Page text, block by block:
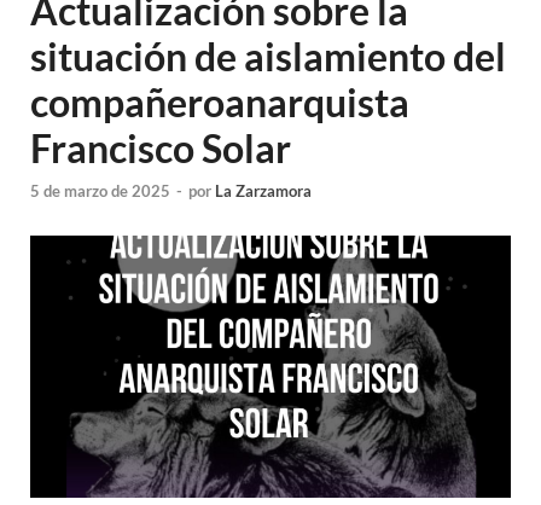
Actualización sobre la
situación de aislamiento del
compañeroanarquista
Francisco Solar
5 de marzo de 2025 - por La Zarzamora